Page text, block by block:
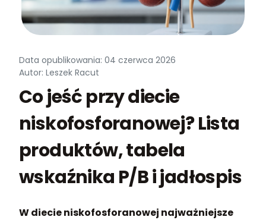
Data opublikowania: 04 czerwca 2026
Autor: Leszek Racut
Co jeść przy diecie
niskofosforanowej? Lista
produktów, tabela
wskaźnika P/B i jadłospis
W diecie niskofosforanowej najważniejsze